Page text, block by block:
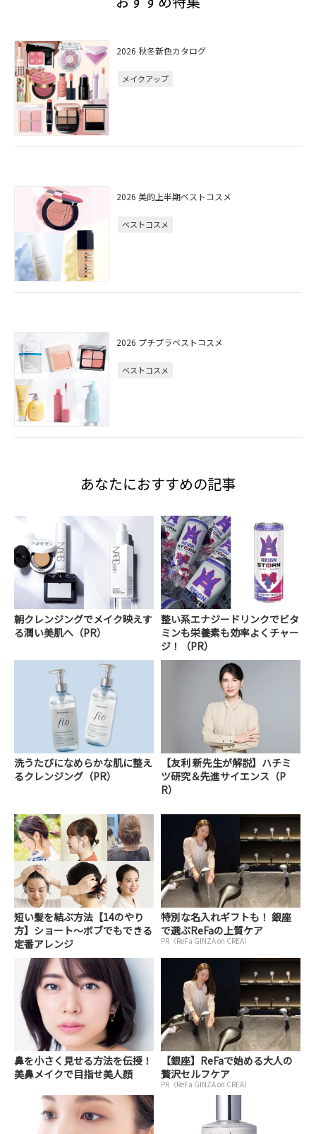
2026 秋冬新色カタログ
メイクアップ
2026 美的上半期ベストコスメ
ベストコスメ
2026 プチプラベストコスメ
ベストコスメ
あなたにおすすめの記事
朝クレンジングでメイク映えす
る潤い美肌へ（PR）
整い系エナジードリンクでビタ
ミンも栄養素も効率よくチャー
ジ！（PR）
洗うたびになめらかな肌に整え
るクレンジング（PR）
【友利 新先生が解説】ハチミ
ツ研究＆先進サイエンス（P
R）
短い髪を結ぶ方法【14のやり
方】ショート～ボブでもできる
定番アレンジ
特別な名入れギフトも！ 銀座
で選ぶReFaの上質ケア
PR（ReFa GINZA on CREA）
鼻を小さく見せる方法を伝授！
美鼻メイクで目指せ美人顔
【銀座】ReFaで始める大人の
贅沢セルフケア
PR（ReFa GINZA on CREA）